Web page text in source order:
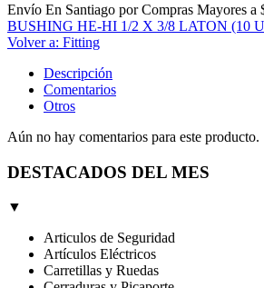
Envío En Santiago por Compras Mayores
BUSHING HE-HI 1/2 X 3/8 LATON (10
Volver a: Fitting
Descripción
Comentarios
Otros
Aún no hay comentarios para este producto.
DESTACADOS DEL MES
▼
Articulos de Seguridad
Artículos Eléctricos
Carretillas y Ruedas